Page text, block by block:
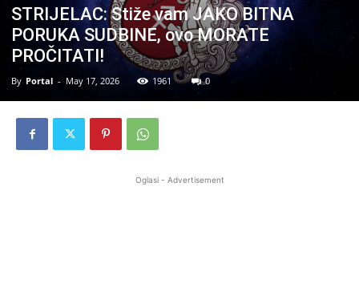
STRIJELAC: Stiže vam JAKO BITNA
PORUKA SUDBINE, ovo MORATE
PROČITATI!
By Portal - May 17, 2026 1961 0
Oglasi - Advertisement